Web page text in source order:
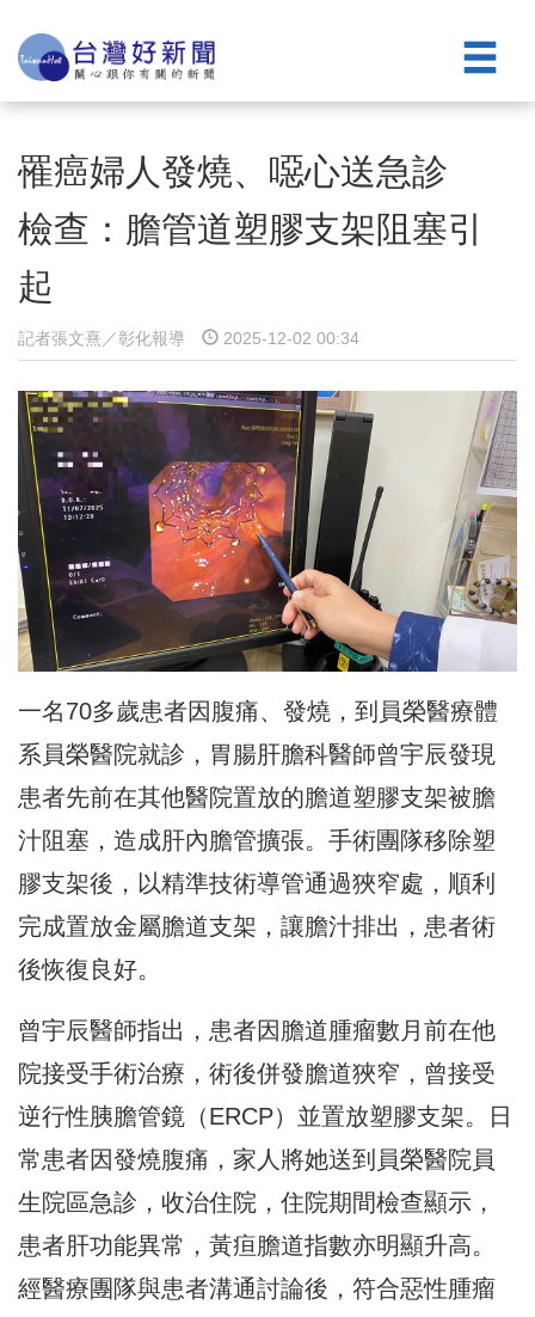
罹癌婦人發燒、噁心送急診
檢查：膽管道塑膠支架阻塞引
起
記者張文熹／彰化報導 2025-12-02 00:34
一名70多歲患者因腹痛、發燒，到員榮醫療體
系員榮醫院就診，胃腸肝膽科醫師曾宇辰發現
患者先前在其他醫院置放的膽道塑膠支架被膽
汁阻塞，造成肝內膽管擴張。手術團隊移除塑
膠支架後，以精準技術導管通過狹窄處，順利
完成置放金屬膽道支架，讓膽汁排出，患者術
後恢復良好。
曾宇辰醫師指出，患者因膽道腫瘤數月前在他
院接受手術治療，術後併發膽道狹窄，曾接受
逆行性胰膽管鏡（ERCP）並置放塑膠支架。日
常患者因發燒腹痛，家人將她送到員榮醫院員
生院區急診，收治住院，住院期間檢查顯示，
患者肝功能異常，黃疸膽道指數亦明顯升高。
經醫療團隊與患者溝通討論後，符合惡性腫瘤